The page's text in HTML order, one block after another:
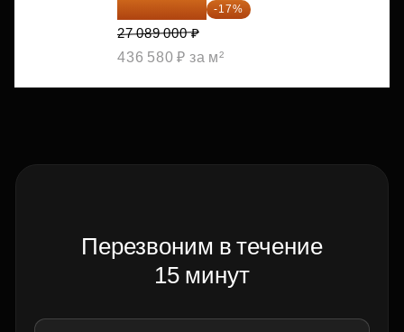
22 483 870 ₽ -17%
27 089 000 ₽
436 580 ₽ за м²
Перезвоним в течение
15 минут